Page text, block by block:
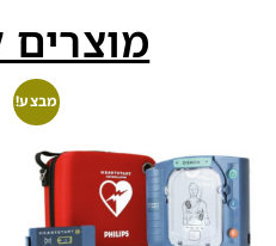
מוצרים
מבצע!